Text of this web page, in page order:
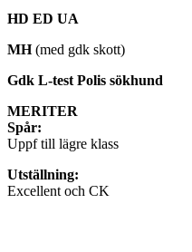
HD ED UA
MH(med gdk skott)
Gdk L-test Polis sökhund
MERITER
Spår:
Uppf till lägre klass
Utställning:
Excellent och CK